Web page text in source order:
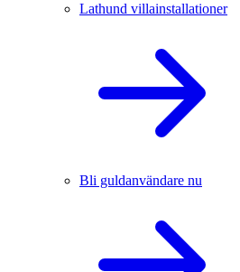
Lathund villainstallationer
Bli guldanvändare nu